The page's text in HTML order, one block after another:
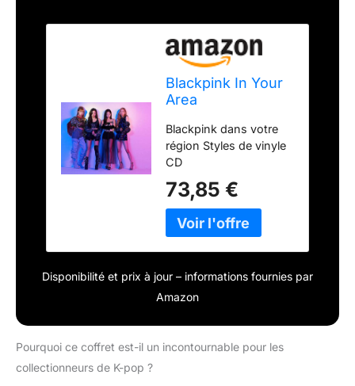
Blackpink In Your
Area
Blackpink dans votre
région Styles de vinyle
CD
73,85 €
Disponibilité et prix à jour – informations fournies par
Amazon
Pourquoi ce coffret est-il un incontournable pour les
collectionneurs de K-pop ?